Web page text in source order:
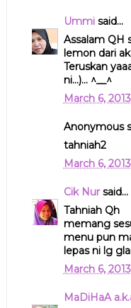
Ummisaid...
Assalam QH
lemon dari
Teruskan
ni...)... ^__^
March 6,
Anonymous
tahniah2
March 6,
Cik Nursaid...
Tahniah Qh
memang
menu pun
lepas ni lg
March 6,
MaDiHaA